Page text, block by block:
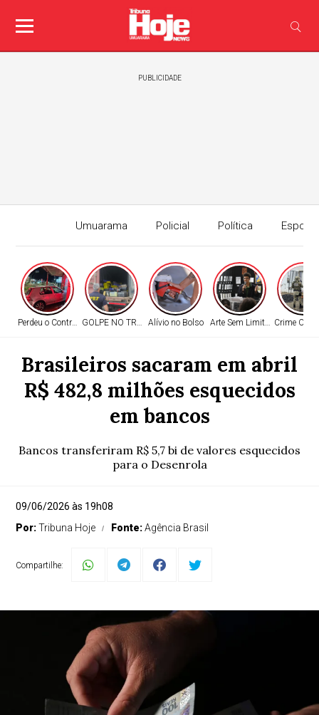
PUBLICIDADE
Umuarama Policial Política
Edição
Perdeu o Controle GOLPE NO TRÁFICOAlívio no Bolso Arte Sem Limites Crime
Brasileiros sacaram em abril
R$ 482,8 milhões esquecidos
em bancos
Bancos transferiram R$ 5,7 bi de valores esquecidos
para o Desenrola
09/06/2026 às 19h08
Por:Tribuna Hoje Fonte:Agência Brasil
Compartilhe: